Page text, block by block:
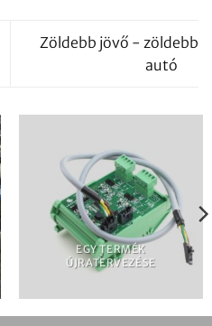
Zöldebb jövő - zöldebb
autó
EGY TERMÉK
ÚJRATERVEZÉSE